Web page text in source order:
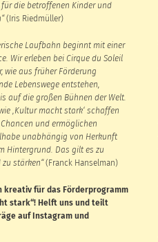
die betroffenen Kinder und
(Iris Riedmüller)
Laufbahn beginnt mit einer
Wir erleben bei Cirque du Soleil
wie aus früher Förderung
Lebenswege entstehen,
auf die großen Bühnen der Welt.
‚Kultur macht stark‘ schaffen
und ermöglichen
unabhängig von Herkunft
Hintergrund. Das gilt es zu
stärken“(Franck Hanselman)
kreativ für das Förderprogramm
stark“! Helft uns und teilt
auf Instagram und